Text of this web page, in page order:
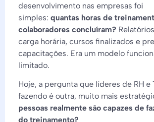
desenvolvimento nas empresas foi
simples: quantas horas de
colaboradores concluíram?
carga horária, cursos finalizados e
capacitações. Era um modelo
limitado.
Hoje, a pergunta que líderes de RH e
fazendo é outra, muito mais
pessoas realmente são capazes de
do treinamento?